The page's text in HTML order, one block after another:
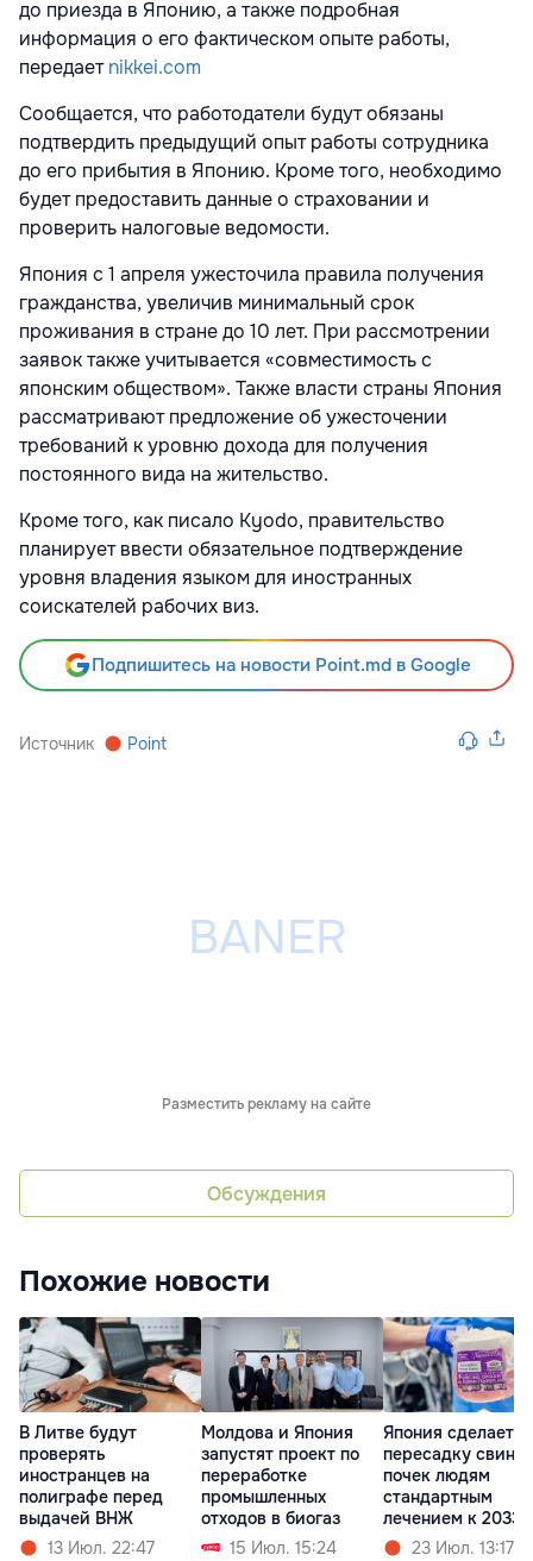
до приезда в Японию, а также подробная
информация о его фактическом опыте работы,
передаетnikkei.com
Сообщается, что работодатели будут обязаны
подтвердить предыдущий опыт работы сотрудника
до его прибытия в Японию. Кроме того, необходимо
будет предоставить данные о страховании и
проверить налоговые ведомости.
Япония с 1 апреля ужесточила правила получения
гражданства, увеличив минимальный срок
проживания в стране до 10 лет. При рассмотрении
заявок также учитывается «совместимость с
японским обществом». Также власти страны Япония
рассматривают предложение об ужесточении
требований к уровню дохода для получения
постоянного вида на жительство.
Кроме того, как писало Kyodo, правительство
планирует ввести обязательное подтверждение
уровня владения языком для иностранных
соискателей рабочих виз.
Подпишитесь на новости Point.md в Google
Источник Point
Разместить рекламу на сайте
Обсуждения
Похожие новости
В Литве будут
проверять
иностранцев на
полиграфе перед
выдачей ВНЖ
13 Июл. 22:47
Молдова и Япония
запустят проект по
переработке
промышленных
отходов в биогаз
15 Июл. 15:24
Япония сделает
пересадку
почек людям
стандартным
лечением к 2033
23 Июл. 13:17